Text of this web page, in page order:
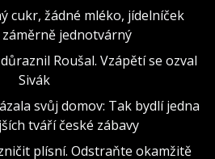
cukr, žádné mléko, jídelníček
záměrně jednotvárný
Roušal. Vzápětí se ozval
Sivák
svůj domov: Tak bydlí jedna
tváří české zábavy
plísní. Odstraňte okamžitě